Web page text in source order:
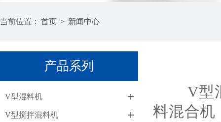
当前位置： 首页 > 新闻中心
产品系列
V型混料机 +
V型搅拌混料机 +
V型混
料混合机